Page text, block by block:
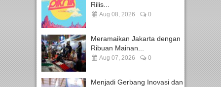
Rilis...
Aug 08, 2026 0
Meramaikan Jakarta dengan
Ribuan Mainan...
Aug 07, 2026 0
Menjadi Gerbang Inovasi dan